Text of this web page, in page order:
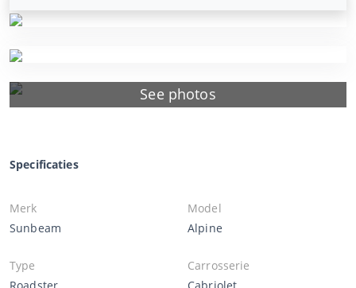
See photos
Specificaties
Merk
Sunbeam
Model
Alpine
Type
Carrosserie